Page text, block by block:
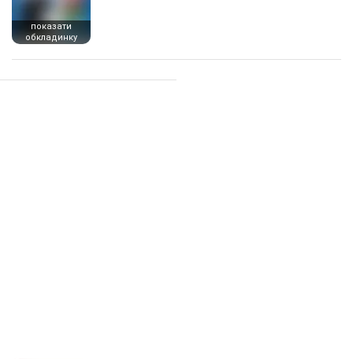
показати
обкладинку